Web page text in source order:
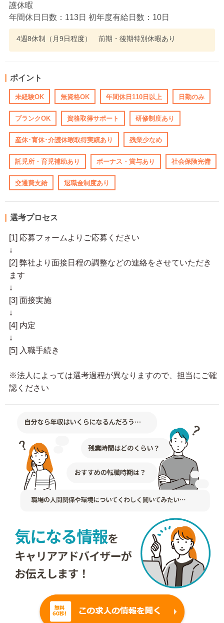
護休暇
年間休日日数：113日 初年度有給日数：10日
4週8休制（月9日程度） 前期・後期特別休暇あり
ポイント
未経験OK 無資格OK 年間休日110日以上 日勤のみ
ブランクOK 資格取得サポート 研修制度あり
産休･育休･介護休暇取得実績あり 残業少なめ
託児所・育児補助あり ボーナス・賞与あり 社会保険完備
交通費支給 退職金制度あり
選考プロセス
[1] 応募フォームよりご応募ください
↓
[2] 弊社より面接日程の調整などの連絡をさせていただき
ます
↓
[3] 面接実施
↓
[4] 内定
↓
[5] 入職手続き
※法人によっては選考過程が異なりますので、担当にご確
認ください